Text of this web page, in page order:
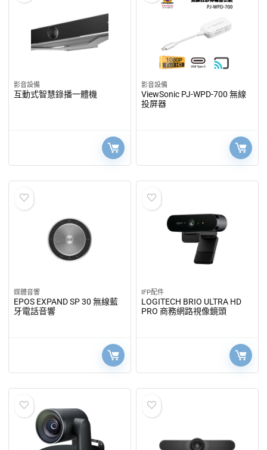
影音設備
互動式智慧錄播一體機
影音設備
ViewSonic PJ-WPD-700 無線
投屏器
媒體音響
EPOS EXPAND SP 30 無線藍
牙電話音響
IFP配件
LOGITECH BRIO ULTRA HD
PRO 商務網路視像鏡頭